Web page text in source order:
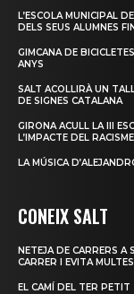
L’ESCOLA MUNICIPAL
DELS SEUS ALUMNES
GIMCANA DE
ANYS
SALT ACOLLIRÀ UN
DE SIGNES CATALANA
GIRONA ACULL LA III
L’IMPACTE DEL
LA MÚSICA
CONEIX SALT
NETEJA DE CARRERS A
CARRER I EVITA MULTES
EL CAMÍ DEL TER PETIT